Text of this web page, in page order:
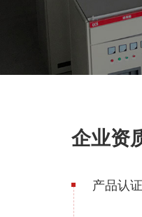
企业资
产品认证